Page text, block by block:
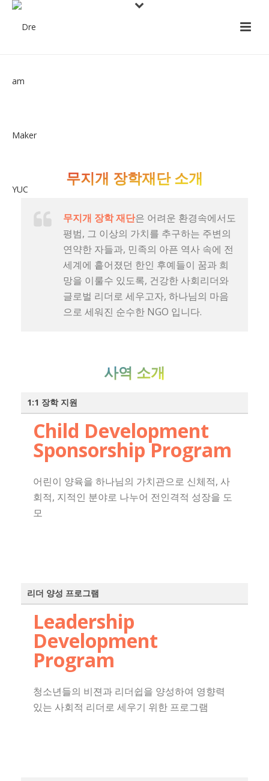
무지개 장학재단 소개
무지개 장학 재단은 어려운 환경속에서도
평범, 그 이상의 가치를 추구하는 주변의
연약한 자들과, 민족의 아픈 역사 속에 전
세계에 흩어졌던 한인 후예들이 꿈과 희
망을 이룰수 있도록, 건강한 사회리더와
글로벌 리더로 세우고자, 하나님의 마음
으로 세워진 순수한 NGO 입니다.
사역 소개
1:1 장학 지원
Child Development
Sponsorship Program
어린이 양육을 하나님의 가치관으로 신체적, 사
회적, 지적인 분야로 나누어 전인격적 성장을 도
모
리더 양성 프로그램
Leadership
Development
Program
청소년들의 비젼과 리더쉽을 양성하여 영향력
있는 사회적 리더로 세우기 위한 프로그램